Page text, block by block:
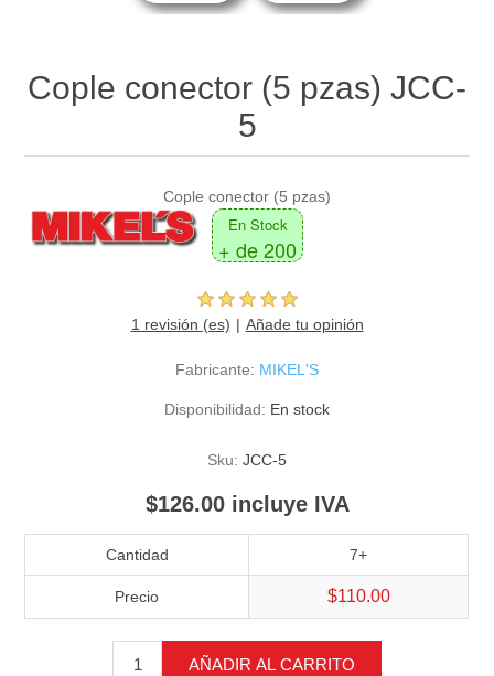
Cople conector (5 pzas) JCC-
5
Cople conector (5 pzas)
En Stock
+ de 200
1 revisión (es) Añade tu opinión
Fabricante: MIKEL'S
Disponibilidad: En stock
Sku: JCC-5
$126.00 incluye IVA
Cantidad 7+
Precio $110.00
AÑADIR AL CARRITO